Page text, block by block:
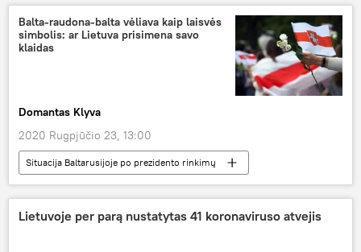
Balta-raudona-balta vėliava kaip laisvės
simbolis: ar Lietuva prisimena savo
klaidas
Domantas Klyva
2020 Rugpjūčio 23, 13:00
Situacija Baltarusijoje po prezidento rinkimų
Kolumnistas
Analitika
Baltarusija
Lietuva
Lietuvoje per parą nustatytas 41 koronaviruso atvejis